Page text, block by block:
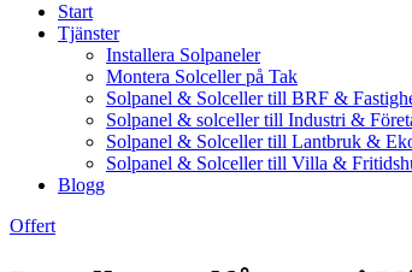
Start
Tjänster
Installera Solpaneler
Montera Solceller på Tak
Solpanel & Solceller till BRF &
Solpanel & solceller till Industri &
Solpanel & Solceller till Lantbruk &
Solpanel & Solceller till Villa &
Blogg
Offert